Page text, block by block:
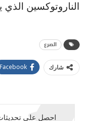
الناروتوكسين
الصرع
شارك Facebook
احصل على